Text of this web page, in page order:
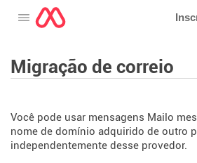
Abra o cardápio
Migração de correio
Você pode usar mensagens Mailo
nome de domínio adquirido de outro
independentemente desse provedor.